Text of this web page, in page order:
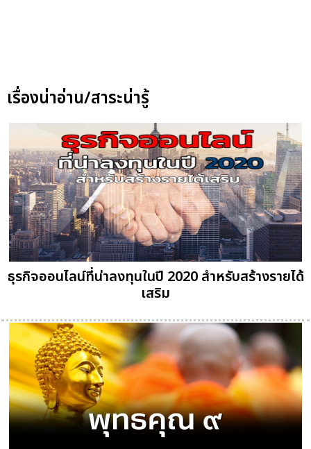
เรื่องน่าอ่าน/สาระน่ารู้
ธุรกิจออนไลน์ที่น่าลงทุนในปี 2020 สำหรับสร้างรายได้
เสริม